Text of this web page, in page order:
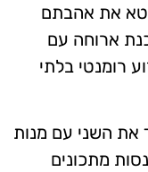
את אהבתם
ארוחה עם
רומנטי בלתי
את השני עם מנות
מתכונים